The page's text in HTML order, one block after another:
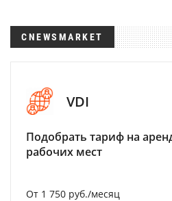
CNEWSMARKET
VDI
Подобрать тариф на
рабочих мест
От 1 750 руб./месяц